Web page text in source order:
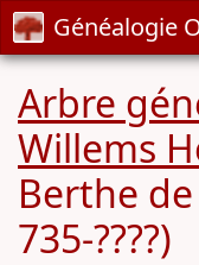
Généalogie
Arbre
Willems
Berthe de
735-????)